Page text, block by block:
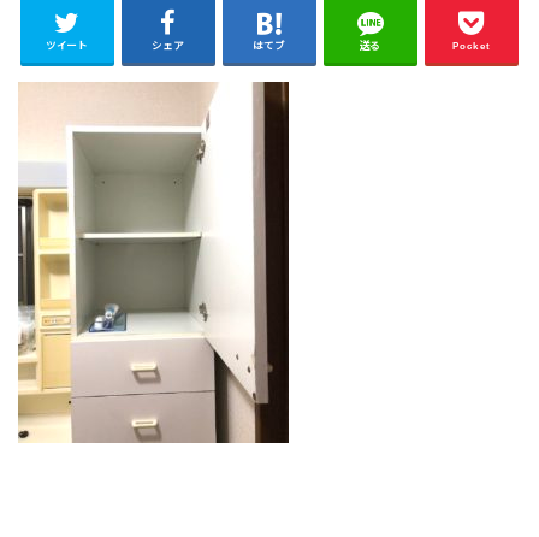
ツイート シェア はてブ 送る Pocket